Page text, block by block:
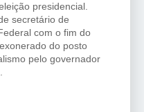
presidencial.
secretário de
com o fim do
do posto
pelo governador